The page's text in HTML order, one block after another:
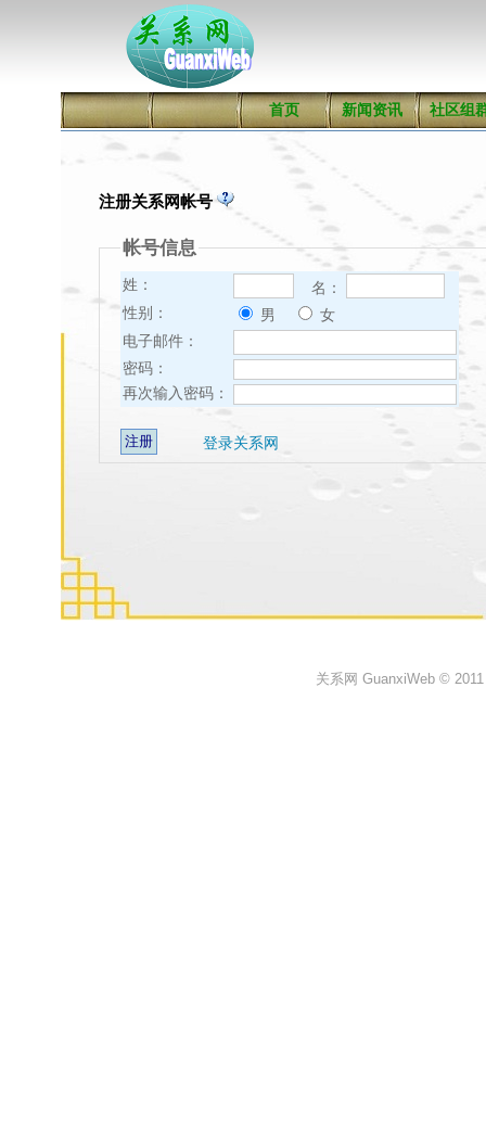
首页 新闻资讯 社区组
注册关系网帐号
帐号信息
姓：
名：
性别：
男
女
电子邮件：
密码：
再次输入密码：
登录关系网
关系网 GuanxiWeb ©